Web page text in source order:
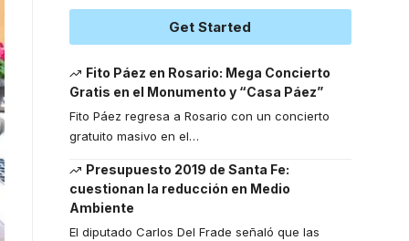
Get Started
Fito Páez en Rosario: Mega Concierto
Gratis en el Monumento y “Casa Páez”
Fito Páez regresa a Rosario con un concierto
gratuito masivo en el…
Presupuesto 2019 de Santa Fe:
cuestionan la reducción en Medio
Ambiente
El diputado Carlos Del Frade señaló que las